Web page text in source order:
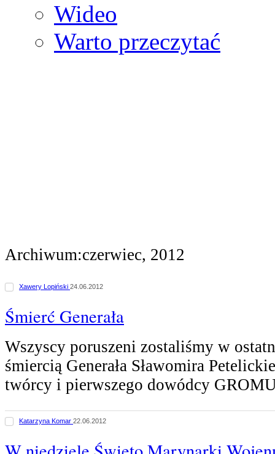
Wideo
Warto przeczytać
Archiwum:czerwiec, 2012
Xawery Lopiński 24.06.2012
Śmierć Generała
Wszyscy poruszeni zostaliśmy w
śmiercią Generała Sławomira
twórcy i pierwszego dowódcy
Katarzyna Komar 22.06.2012